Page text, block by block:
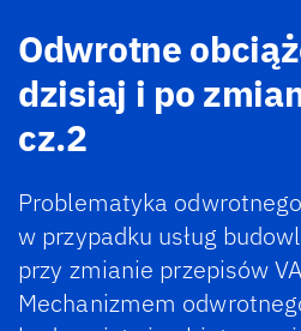
Odwrotne
dzisiaj i po
cz.2
Problematyka
w przypadku usług
przy zmianie przepisów
Mechanizmem